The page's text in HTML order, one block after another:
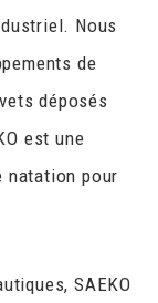
Nous
de
déposés
est une
natation pour
SAEKO